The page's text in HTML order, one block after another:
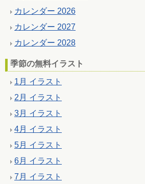
カレンダー 2026
カレンダー 2027
カレンダー 2028
季節の無料イラスト
1月 イラスト
2月 イラスト
3月 イラスト
4月 イラスト
5月 イラスト
6月 イラスト
7月 イラスト